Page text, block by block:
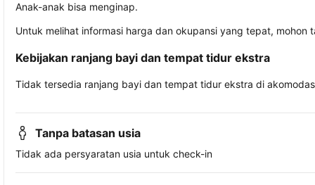
Anak-anak bisa menginap.
Untuk melihat informasi harga dan okupansi yang tepat,
Kebijakan ranjang bayi dan tempat tidur ekstra
Tidak tersedia ranjang bayi dan tempat tidur ekstra di
Tanpa batasan usia
Tidak ada persyaratan usia untuk check-in